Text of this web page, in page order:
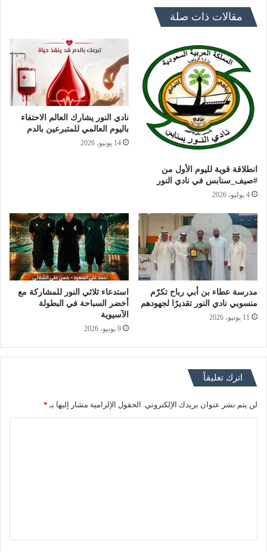
مقالات ذات صلة
انطلاقة قوية لليوم الأول من
#صيف_سنابس في نادي النور
4 يوليو، 2026
نادي النور يشارك العالم الاحتفاء
باليوم العالمي للمتبرعين بالدم
14 يونيو، 2026
مدرسة عطاء بن أبي رباح تكرّم
منسوبي نادي النور تقديرًا لجهودهم
11 يونيو، 2026
استدعاء ثلاثي النور للمشاركة مع
أخضر السباحة في البطولة
الآسيوية
9 يونيو، 2026
اترك تعليقاً
لن يتم نشر عنوان بريدك الإلكتروني. الحقول الإلزامية مشار إليها بـ *